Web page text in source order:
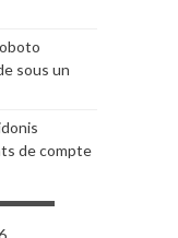
sous un
de compte